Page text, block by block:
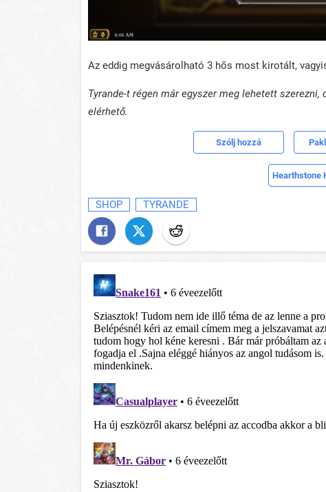
Az eddig megvásárolható 3 hős most kirotált,
Tyrande-t régen már egyszer meg lehetett
elérhető.
Szólj hozzá
Hearthstone
SHOP TYRANDE